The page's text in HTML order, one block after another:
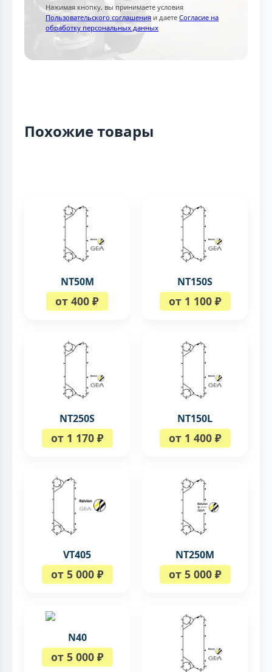
Нажимая кнопку, вы принимаете условия
Пользовательского соглашения и даете Согласие на
обработку персональных данных
Похожие товары
NT50M
от 400 ₽
NT150S
от 1 100 ₽
NT250S
от 1 170 ₽
NT150L
от 1 400 ₽
VT405
от 5 000 ₽
NT250M
от 5 000 ₽
N40
от 5 000 ₽